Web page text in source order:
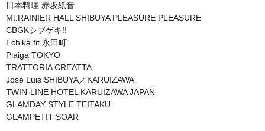
日本料理 赤坂紙音
Mt.RAINIER HALL SHIBUYA PLEASURE PLEASURE
CBGKシブゲキ!!
Echika fit 永田町
Plaiga TOKYO
TRATTORIA CREATTA
José Luis SHIBUYA／KARUIZAWA
TWIN-LINE HOTEL KARUIZAWA JAPAN
GLAMDAY STYLE TEITAKU
GLAMPETIT SOAR